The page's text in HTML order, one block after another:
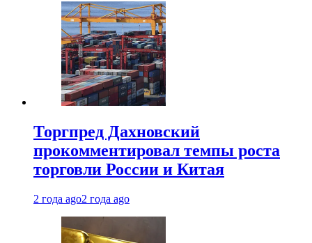
Торгпред Дахновский
прокомментировал темпы роста
торговли России и Китая
2 года ago2 года ago